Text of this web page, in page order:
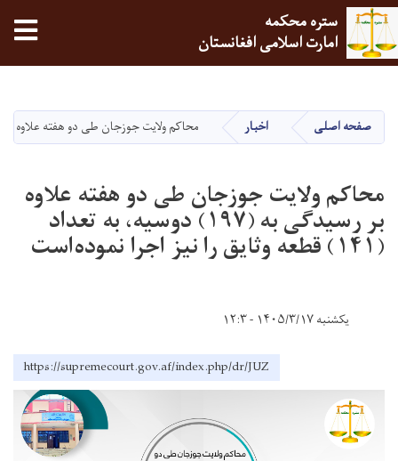
main
content
ستره محکمه
امارت اسلامی افغانستان
صفحه اصلی اخبار محاکم ولايت جوزجان طی دو هفته علاوه بر رسيدگی به (۱۹۷) دوسیه، به تعداد (۱۴۱) قطعه
محاکم ولايت جوزجان طی دو هفته علاوه
بر رسيدگی به (۱۹۷) دوسیه، به تعداد
(۱۴۱) قطعه وثایق را نیز اجرا نموده‌است
یکشنبه ۱۴۰۵/۳/۱۷ - ۱۲:۳
https://supremecourt.gov.af/index.php/dr/JUZ